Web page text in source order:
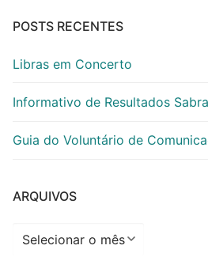
POSTS RECENTES
Libras em Concerto
Informativo de Resultados
Guia do Voluntário de
ARQUIVOS
Arquivos